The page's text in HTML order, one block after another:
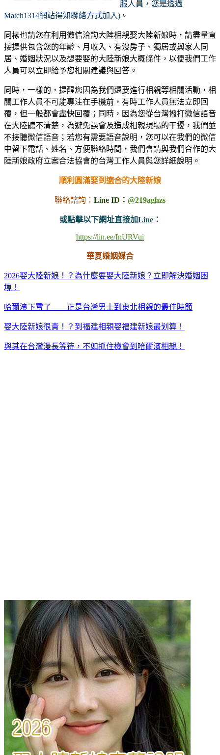
服人員，您是透過
Match1314網站得知聯絡方式加入) 。
同樣也請您在利用微信洽詢大陸相親娶大陸新娘時，請盡量直
接提供包含您的年齡、月收入、有沒房子、獨居或與家人同
居、婚姻狀況以及想要娶的大陸新娘大概條件，以便我們工作
人員可以立即給予您相關建議與回答。
同時，一樣的，提醒您因為我們還要進行相親等相關活動，相
關工作人員不可能專注在手機前，有時工作人員無法立即回
覆，但一般都會盡快回覆；同時，因為您從台灣撥打微信語音
在大陸聽不清楚，為避免誤會及造成相親現場的干擾，我們並
不接聽微信語音；若您有需要語音說明，您可以在我們的微信
中留下電話、姓名、方便聯絡時間，我們會請與我們合作的大
陸新娘政府立案合法協會的台灣工作人員與您詳細說明。
順利圓滿娶到適合的大陸新娘
聯絡諮詢： Line ID： @219aghzs
或點擊以下網址直接加Line：
https://lin.ee/InURVui
華夏婚姻媒合
2026娶大陸新娘！？為什麼要娶大陸新娘？立即解決婚姻困
境！
哈爾濱下雪了——正是台灣男士到東北相親的最佳時節
娶大陸新娘很貴！？到福建相親娶福建新娘最划算！
與其在台灣漫長等待，不如抓住機會到哈爾濱相親！